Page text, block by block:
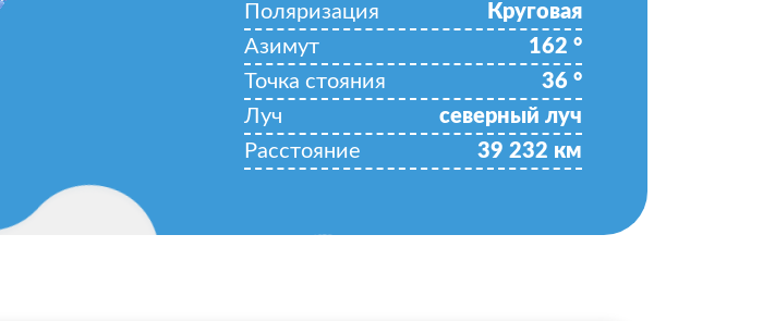
Поляризация
Круговая
Азимут
162 °
Точка стояния
36 °
Луч
северный луч
Расстояние
39 232 км